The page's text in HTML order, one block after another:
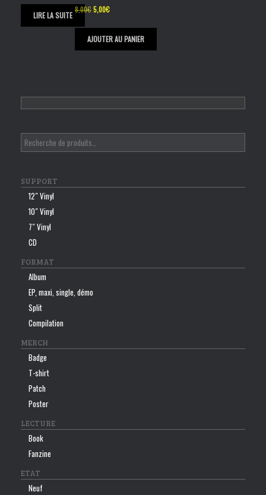
LIRE LA SUITE
8,00€Le
initial
était :
5,00€Le
actuel
est :
AJOUTER AU PANIER
SUPPORT
12″ Vinyl
10″ Vinyl
7″ Vinyl
CD
FORMAT
Album
EP, maxi, single, démo
Split
Compilation
MERCH
Badge
T-shirt
Patch
Poster
LECTURE
Book
Fanzine
ETAT
Neuf